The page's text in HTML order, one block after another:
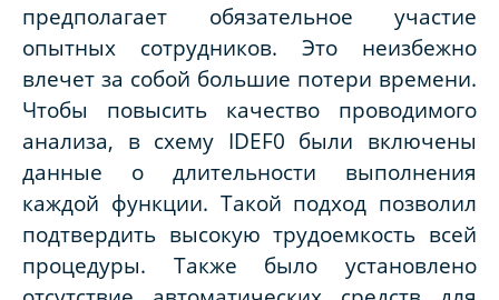
предполагает обязательное участие
опытных сотрудников. Это неизбежно
влечет за собой большие потери времени.
Чтобы повысить качество проводимого
анализа, в схему IDEF0 были включены
данные о длительности выполнения
каждой функции. Такой подход позволил
подтвердить высокую трудоемкость всей
процедуры. Также было установлено